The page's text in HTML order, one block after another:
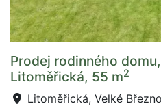
Prodej rodinného
Litoměřická, 55 m2
Litoměřická, Velké Březno